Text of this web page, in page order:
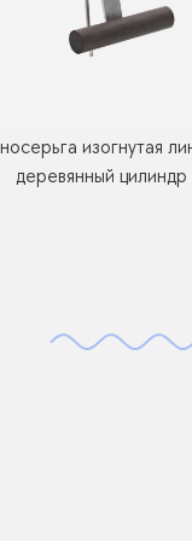
изогнутая
деревянный цилиндр